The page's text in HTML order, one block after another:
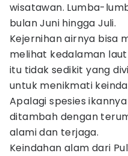
wisatawan. Lumba-
bulan Juni hingga Juli.
Kejernihan airnya bisa
melihat kedalaman
itu tidak sedikit yang
untuk menikmati
Apalagi spesies
ditambah dengan
alami dan terjaga.
Keindahan alam dari